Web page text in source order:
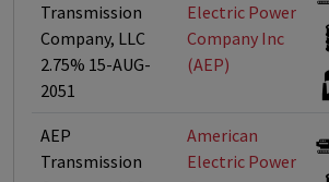
Transmission
Company, LLC
2.75% 15-AUG-
2051
Electric Power
Company Inc
(AEP)
AEP
Transmission
American
Electric Power